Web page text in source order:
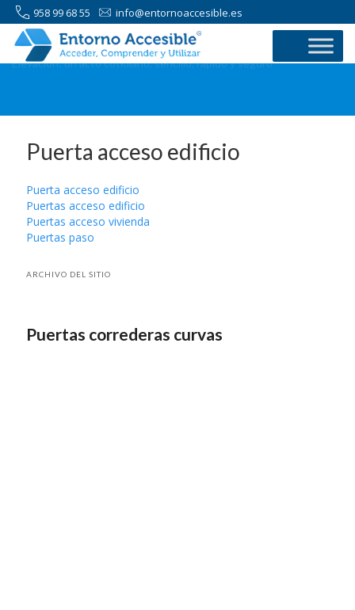
958 99 68 55 info@entornoaccesible.es
Elevación: un acto cotidiano, sencillo, rápido y seguro
Puerta acceso edificio
Puerta acceso edificio
Puertas acceso edificio
Puertas acceso vivienda
Puertas paso
ARCHIVO DEL SITIO
Puertas correderas curvas